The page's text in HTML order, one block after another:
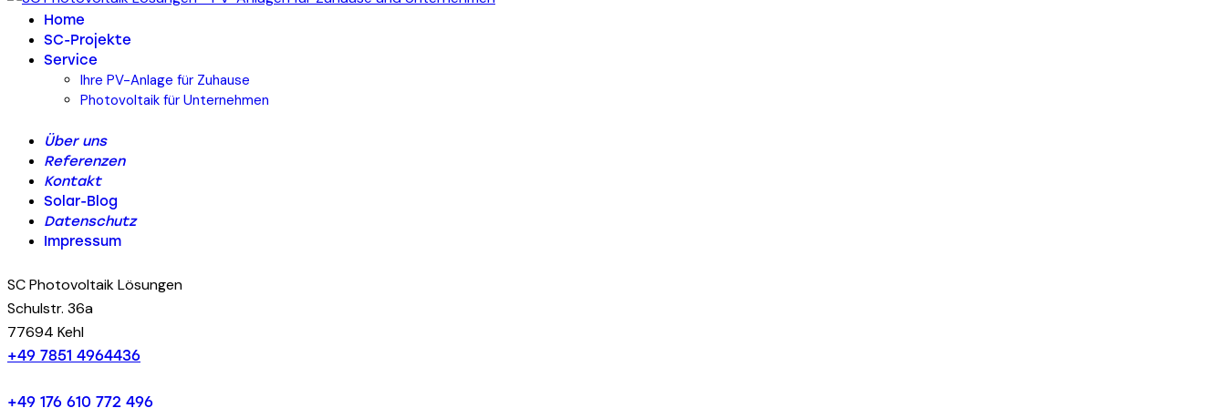
Home
SC-Projekte
Service
Ihre PV-Anlage für Zuhause
Photovoltaik für Unternehmen
Über uns
Referenzen
Kontakt
Solar-Blog
Datenschutz
Impressum
SC Photovoltaik Lösungen
Schulstr. 36a
77694 Kehl
+49 7851 4964436
+49 176 610 772 496